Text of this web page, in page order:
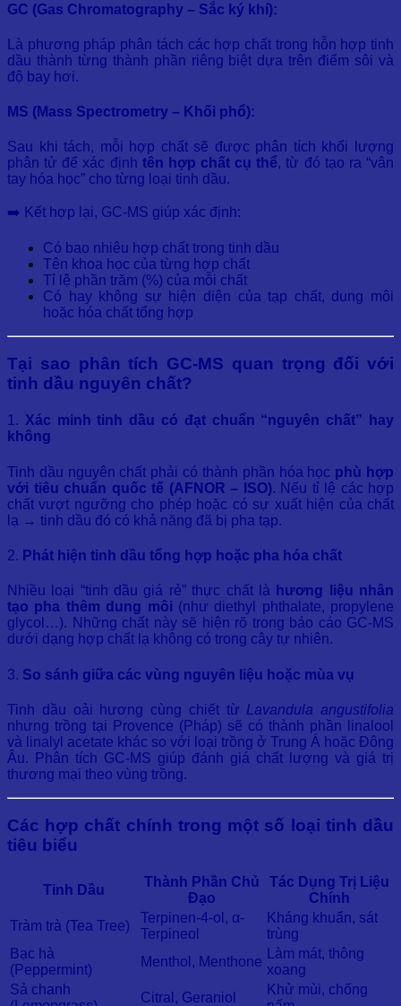
GC (Gas Chromatography – Sắc ký khí):
Là phương pháp phân tách các hợp chất trong hỗn hợp tinh
dầu thành từng thành phần riêng biệt dựa trên điểm sôi và
độ bay hơi.
MS (Mass Spectrometry – Khối phổ):
Sau khi tách, mỗi hợp chất sẽ được phân tích khối lượng
phân tử để xác định tên hợp chất cụ thể, từ đó tạo ra “vân
tay hóa học” cho từng loại tinh dầu.
➡️ Kết hợp lại, GC-MS giúp xác định:
Có bao nhiêu hợp chất trong tinh dầu
Tên khoa học của từng hợp chất
Tỉ lệ phần trăm (%) của mỗi chất
Có hay không sự hiện diện của tạp chất, dung môi
hoặc hóa chất tổng hợp
Tại sao phân tích GC-MS quan trọng đối với
tinh dầu nguyên chất?
1. Xác minh tinh dầu có đạt chuẩn “nguyên chất” hay
không
Tinh dầu nguyên chất phải có thành phần hóa học phù hợp
với tiêu chuẩn quốc tế (AFNOR – ISO). Nếu tỉ lệ các hợp
chất vượt ngưỡng cho phép hoặc có sự xuất hiện của chất
lạ → tinh dầu đó có khả năng đã bị pha tạp.
2. Phát hiện tinh dầu tổng hợp hoặc pha hóa chất
Nhiều loại “tinh dầu giá rẻ” thực chất là
hương liệu nhân
tạo pha thêm dung môi (như diethyl phthalate, propylene
glycol…). Những chất này sẽ hiện rõ trong báo cáo GC-MS
dưới dạng hợp chất lạ không có trong cây tự nhiên.
3. So sánh giữa các vùng nguyên liệu hoặc mùa vụ
Tinh dầu oải hương cùng chiết từ Lavandula angustifolia
nhưng trồng tại Provence (Pháp) sẽ có thành phần linalool
và linalyl acetate khác so với loại trồng ở Trung Á hoặc Đông
Âu. Phân tích GC-MS giúp đánh giá chất lượng và giá trị
thương mại theo vùng trồng.
Các hợp chất chính trong một số loại tinh dầu
tiêu biểu
Tinh Dầu
Thành Phần Chủ
Đạo
Tác Dụng Trị Liệu
Chính
Tràm trà (Tea Tree)
Terpinen-4-ol, α-
Terpineol
Kháng khuẩn, sát
trùng
Bạc hà
(Peppermint)
Menthol, Menthone
Làm mát, thông
xoang
Sả chanh
Citral, Geraniol
Khử mùi, chống